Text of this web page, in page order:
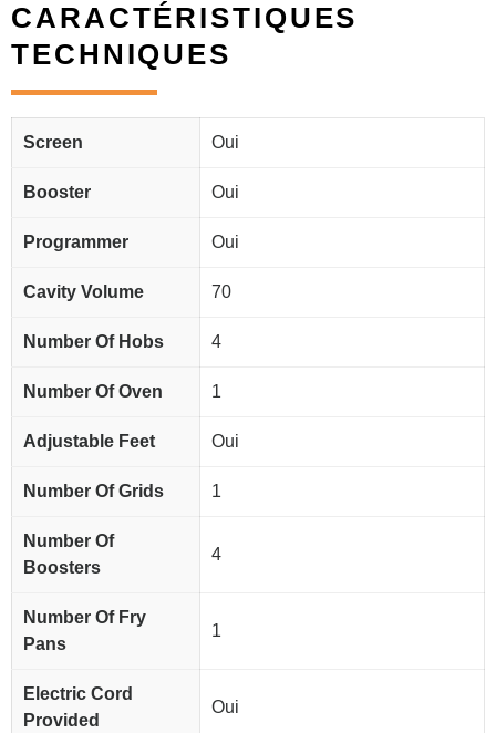
CARACTÉRISTIQUES
TECHNIQUES
Screen Oui
Booster Oui
Programmer Oui
Cavity Volume 70
Number Of Hobs 4
Number Of Oven 1
Adjustable Feet Oui
Number Of Grids 1
Number Of
Boosters
4
Number Of Fry
Pans
1
Electric Cord
Provided
Oui